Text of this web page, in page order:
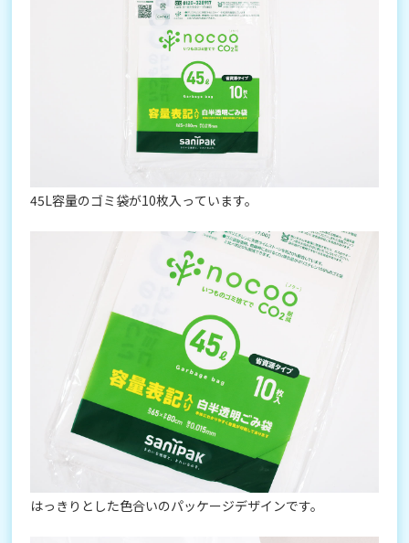
45L容量のゴミ袋が10枚入っています。
はっきりとした色合いのパッケージデザインです。